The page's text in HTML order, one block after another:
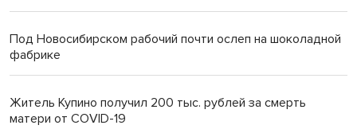
Под Новосибирском рабочий почти ослеп на шоколадной
фабрике
Житель Купино получил 200 тыс. рублей за смерть
матери от COVID-19